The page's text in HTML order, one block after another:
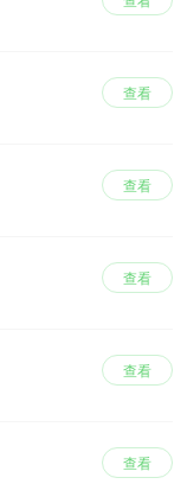
查看
查看
查看
查看
查看